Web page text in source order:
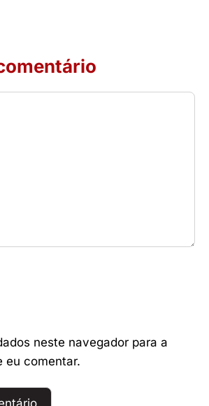
neste navegador para a
eu comentar.